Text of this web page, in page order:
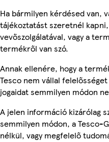
Ha bármilyen kérdésed van,
tájékoztatást szeretnél
vevőszolgálatával, vagy a
termékről van szó.
Annak ellenére, hogy a
Tesco nem vállal
jogaidat semmilyen módon
A jelen információ kizárólag
semmilyen módon, a Tesco-
nélkül, vagy megfelelő